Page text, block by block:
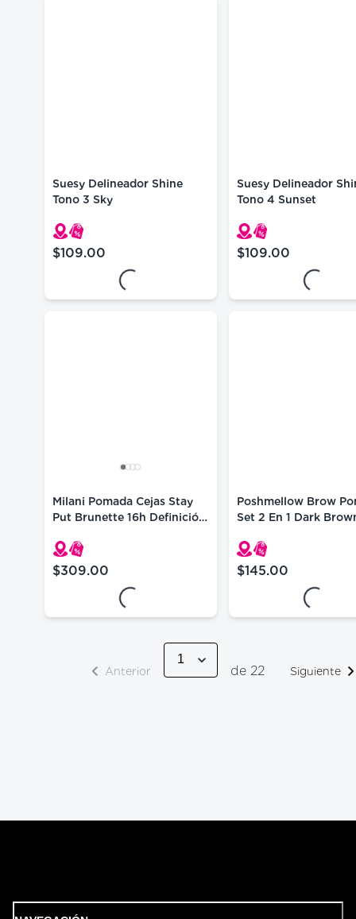
Suesy Delineador Shine
Tono 3 Sky
$109.00
precio actual $109.00
Loading...
Suesy Delineador
Tono 4 Sunset
$109.00
precio actual
Milani Pomada Cejas Stay
Put Brunette 16h Definición
$309.00
precio actual $309.00
Loading...
Poshmellow Brow
Set 2 En 1 Dark
$145.00
precio actual
Anterior de 22 Siguiente